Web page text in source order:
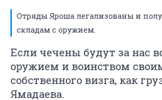
Отряды Яроша легализованы и
складам с оружием.
Если чечены будут за нас
оружием и воинством
собственного визга, как
Ямадаева.